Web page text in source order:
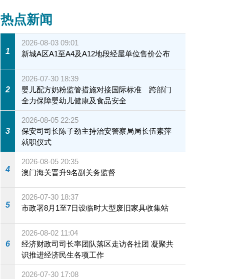
热点新闻
1
2026-08-03 09:01
新城A区A1至A4及A12地段经屋单位售价公布
2
2026-07-30 18:39
婴儿配方奶粉监管措施对接国际标准 跨部门
全力保障婴幼儿健康及食品安全
3
2026-08-05 22:25
保安司司长陈子劲主持治安警察局局长伍素萍
就职仪式
4
2026-08-05 20:35
澳门海关晋升9名副关务监督
5
2026-07-30 18:37
市政署8月1至7日设临时大型废旧家具收集站
6
2026-08-02 11:04
经济财政司司长率团队落区走访各社团 凝聚共
识推进经济民生各项工作
2026-07-30 17:08